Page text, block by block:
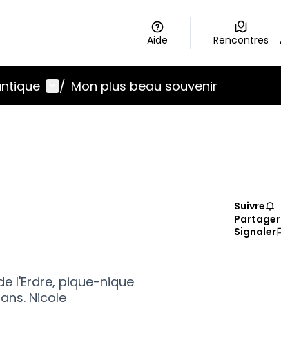
Aide Rencontres
Menu utilisateur
/ Mon plus beau souvenir
l'Erdre, pique-nique
Nicole
Suivre
Partager
Signaler